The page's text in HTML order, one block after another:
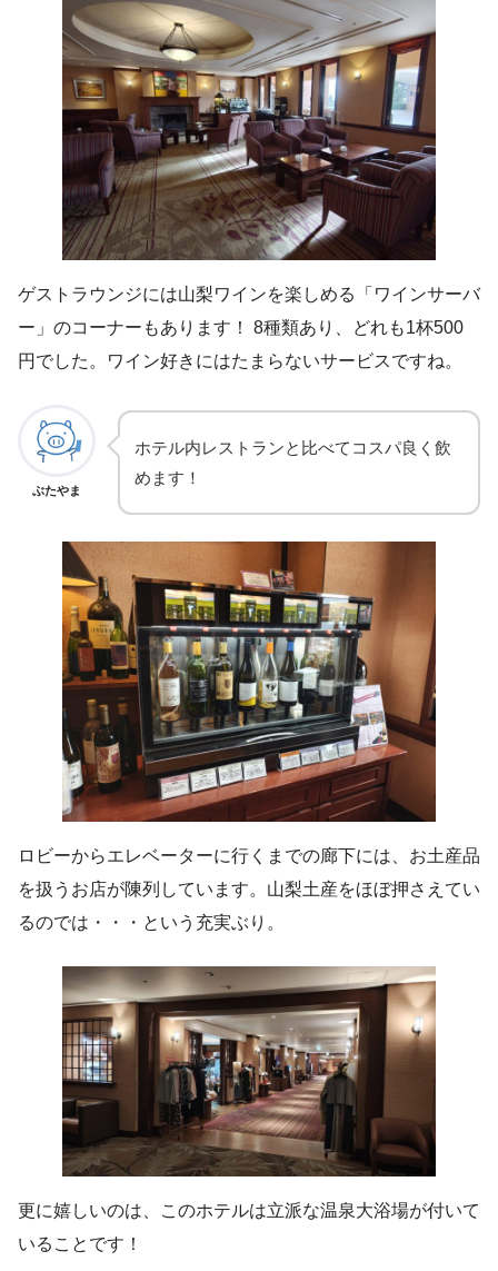
ゲストラウンジには山梨ワインを楽しめる「ワインサーバ
ー」のコーナーもあります！ 8種類あり、どれも1杯500
円でした。ワイン好きにはたまらないサービスですね。
ぶたやま
ホテル内レストランと比べてコスパ良く飲
めます！
ロビーからエレベーターに行くまでの廊下には、お土産品
を扱うお店が陳列しています。山梨土産をほぼ押さえてい
るのでは・・・という充実ぶり。
更に嬉しいのは、このホテルは立派な温泉大浴場が付いて
いることです！